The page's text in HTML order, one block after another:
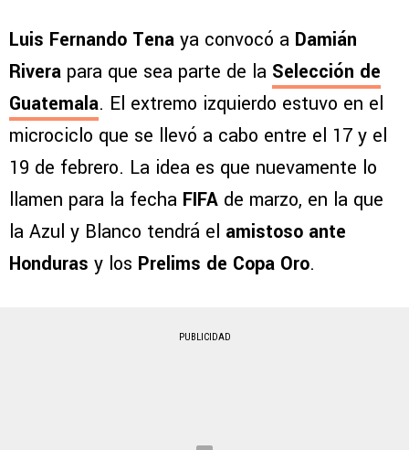
Luis Fernando Tena ya convocó a Damián
Rivera para que sea parte de la Selección de
Guatemala. El extremo izquierdo estuvo en el
microciclo que se llevó a cabo entre el 17 y el
19 de febrero. La idea es que nuevamente lo
llamen para la fecha FIFA de marzo, en la que
la Azul y Blanco tendrá el amistoso ante
Honduras y los Prelims de Copa Oro.
PUBLICIDAD